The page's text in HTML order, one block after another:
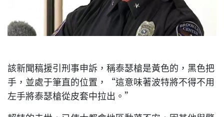
該新聞稿援引刑事申訴，稱泰瑟槍是黃色的，黑色把
手，並處于筆直的位置，“這意味著波特將不得不用
左手將泰瑟槍從皮套中拉出。”